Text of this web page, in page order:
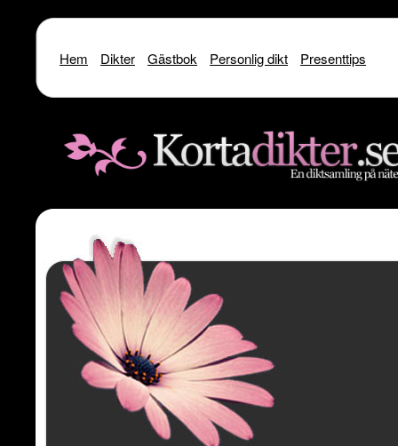
Warning: include() [function.include]: SSL operation failed with code 1. OpenSSL
Warning
Warning
: include(http://www.kortadikter.se/sms/inc.Shoutout.php) [
Warning : include() [ function.include
Hem Dikter Gästbok Personlig dikt Presenttips